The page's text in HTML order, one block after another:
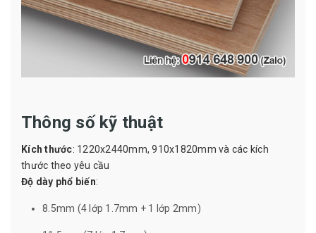
Thông số kỹ thuật
Kích thước: 1220x2440mm, 910x1820mm và các kích
thước theo yêu cầu
Độ dày phổ biến:
8.5mm (4 lớp 1.7mm + 1 lớp 2mm)